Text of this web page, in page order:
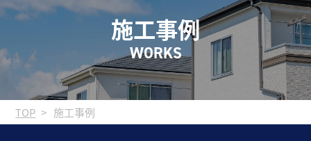
施工事例
WORKS
TOP 施工事例